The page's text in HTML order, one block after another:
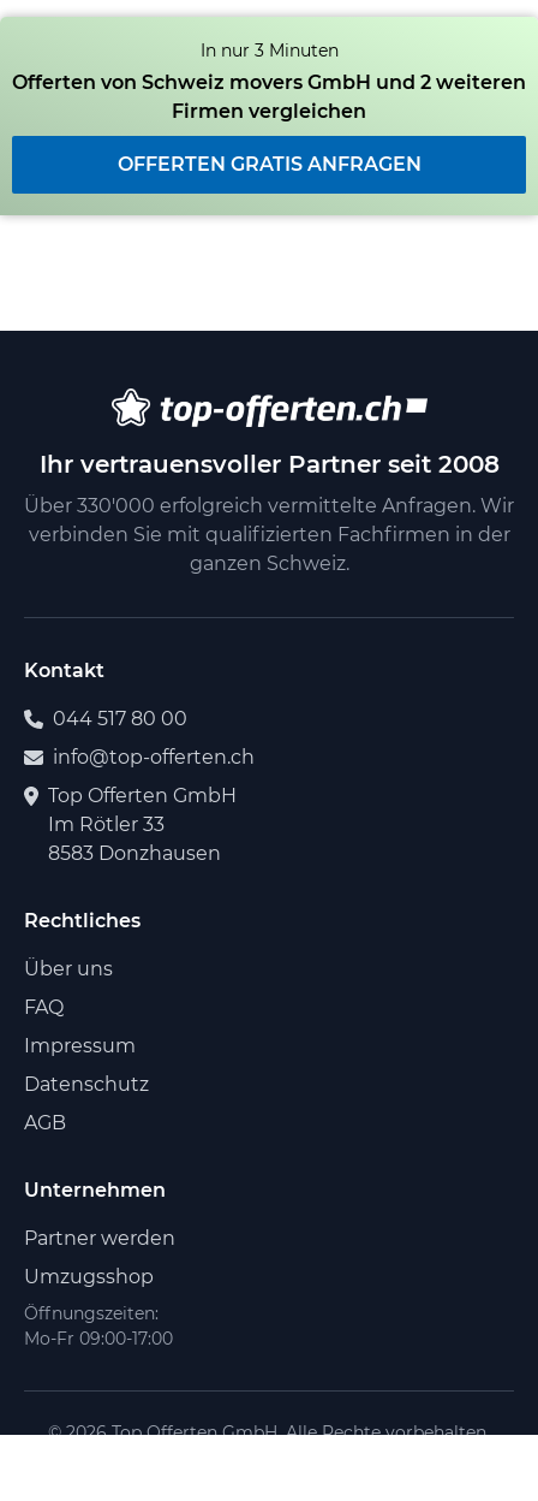
In nur 3 Minuten
Offerten von Schweiz movers GmbH und 2 weiteren
Firmen vergleichen
OFFERTEN GRATIS ANFRAGEN
Ihr vertrauensvoller Partner seit 2008
Über 330'000 erfolgreich vermittelte Anfragen. Wir
verbinden Sie mit qualifizierten Fachfirmen in der
ganzen Schweiz.
Kontakt
044 517 80 00
info@top-offerten.ch
Top Offerten GmbH
Im Rötler 33
8583 Donzhausen
Rechtliches
Über uns
FAQ
Impressum
Datenschutz
AGB
Unternehmen
Partner werden
Umzugsshop
Öffnungszeiten:
Mo-Fr 09:00-17:00
© 2026 Top Offerten GmbH. Alle Rechte vorbehalten.